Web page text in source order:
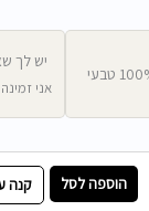
בנופש השפתיים
טבעי
יש לך
אני
הוספה לסל קנה